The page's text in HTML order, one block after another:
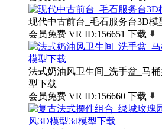
现代中古前台_毛石服务台3D模
会员免费 VR ID:156651 下载
法式奶油风卫生间_洗手盆_马
型下载
会员免费 VR ID:156660 下载